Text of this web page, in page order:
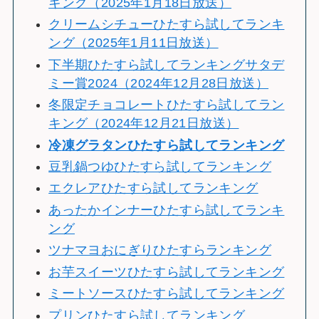
クリームシチューひたすら試してランキ
ング（2025年1月11日放送）
下半期ひたすら試してランキングサタデ
ミー賞2024（2024年12月28日放送）
冬限定チョコレートひたすら試してラン
キング（2024年12月21日放送）
冷凍グラタンひたすら試してランキング
豆乳鍋つゆひたすら試してランキング
エクレアひたすら試してランキング
あったかインナーひたすら試してランキ
ング
ツナマヨおにぎりひたすらランキング
お芋スイーツひたすら試してランキング
ミートソースひたすら試してランキング
プリンひたすら試してランキング